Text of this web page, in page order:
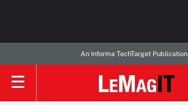
An Informa TechTarget Publication